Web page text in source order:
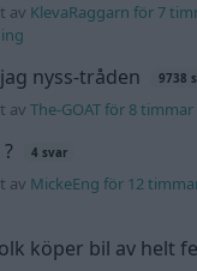
av KlevaRaggarn för 7
nyss-tråden 9738
avThe-GOAT för 8 timmar
4 svar
av MickeEng för 12
köper bil av helt